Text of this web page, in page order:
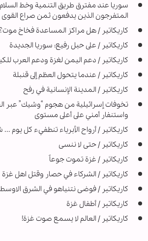
سوريا عند مفترق طريق التنمية وخط
المتفرجون الذين يدفعون ثمن صراع القوى
كاريكاتير / هل مراكز المساعدة فخاخ
كاريكاتير / على حبل رفيع: سوريا الجديدة
كاريكاتير / دعم اليمن لغزة ودعم العرب
كاريكاتير / عندما يتحول العظم إلى قنبلة
كاريكاتير / المدينة الإنسانية في رفح
تخوفات إسرائيلية من هجوم “وشيك” عبر
واستنفار أمني على أعلى مستوى
كاريكاتير / أرواح الأبرياء تنطفيء كل يوم
كاريكاتير / حتى لا ننسى
كاريكاتير / غزة تموت جوعاً
كاريكاتير / الشركاء في حصار وقتل اهل غزة
کاریکاتیر / فوضى نتنياهو في الشرق الاوسط
کاریکاتیر / أطفال غزة
كاريكاتير / العالم لا يسمع صوت غزة!